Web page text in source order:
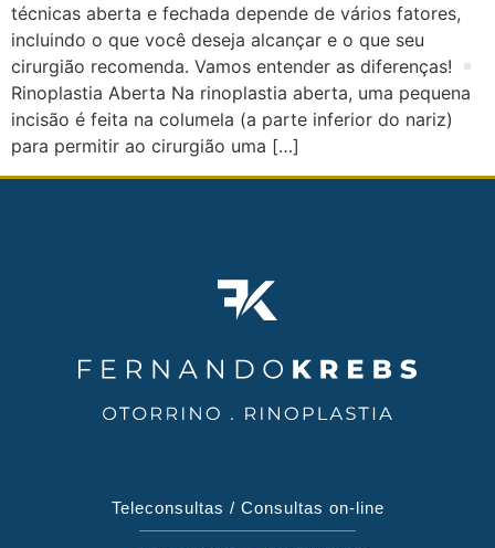
técnicas aberta e fechada depende de vários fatores,
incluindo o que você deseja alcançar e o que seu
cirurgião recomenda. Vamos entender as diferenças!
Rinoplastia Aberta Na rinoplastia aberta, uma pequena
incisão é feita na columela (a parte inferior do nariz)
para permitir ao cirurgião uma […]
Teleconsultas / Consultas on-line